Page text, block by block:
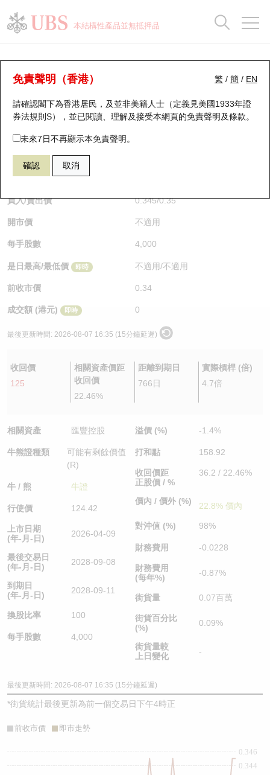
本結構性產品並無抵押品
繁 / 簡 / EN
免責聲明（香港）
請確認閣下為香港居民，及並非美籍人士（定義見美國1933年證
券法規則S），並已閱讀、理解及接受本網頁的免責聲明及條款。
未來7日不再顯示本免責聲明。
確認 取消
牛熊證分析儀
表現 街貨統計 比較
54902 瑞銀牛證 0005 匯豐控股
$0.345 0.005
買入/賣出價 0.345/0.35
開市價 不適用
每手股數 4,000
是日最高/最低價 即時 不適用/不適用
前收市價 0.34
成交額 (港元) 即時 0
最後更新時間: 2026-08-07 16:35 (15分鐘延遲)
收回價
125
相關資產價距
收回價
22.46%
距離到期日
766日
實際槓桿 (倍)
4.7倍
相關資產 匯豐控股
牛熊證種類
可能有剩餘價值
(R)
牛 / 熊 牛證
行使價 124.42
上市日期
(年-月-日)
2026-04-09
最後交易日
(年-月-日)
2028-09-08
到期日
(年-月-日)
2028-09-11
換股比率 100
每手股數 4,000
溢價 (%) -1.4%
打和點 158.92
收回價距
正股價 / %
36.2 / 22.46%
價內 / 價外 (%) 22.8% 價內
對沖值 (%) 98%
財務費用 -0.0228
財務費用
(每年%)
-0.87%
街貨量 0.07百萬
街貨百分比
(%)
0.09%
街貨量較
上日變化
-
最後更新時間: 2026-08-07 16:35 (15分鐘延遲)
*街貨統計最後更新為前一個交易日下午4時正
前收市價 即市走勢
0.344
0.346
瑞銀認股證一覽
新發行瑞銀認股證
即將到期認股證
認股證到期結算價查詢
認股證分析儀
認股證速算機
認股證/牛熊證日誌
認股證文件及公告
街貨統計
比較
牛熊全景快搜
牛熊證搜尋
牛熊證街貨分佈圖
正股牛熊證列表
新發行瑞銀牛熊證
已收回牛熊證剩餘價值
牛熊證到期結算價查詢
牛熊證分析儀
牛熊證文件及公告
街貨統計
比較
十大升幅/跌幅
十大認股證成交分佈
十天股證佔大市成交
資金流
街貨統計
三十大平均引伸波幅
正股分析儀
二十大活躍股份
恒指成份股
國指成份股
科指成份股
相關資產沽空
中資ETFs溢價比較
AH 股價對照
持股比重
顯示所有持股比重
每月輪證大市專題
輪證專欄
講座及教育短片
認股證投資者教育
牛熊證投資者教育
認股證牛熊證常問問題